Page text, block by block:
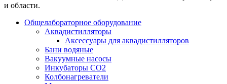
и области.
Общелабораторное оборудование
Аквадистилляторы
Аксессуары для аквадистилляторов
Бани водяные
Вакуумные насосы
Инкубаторы CO2
Колбонагреватели